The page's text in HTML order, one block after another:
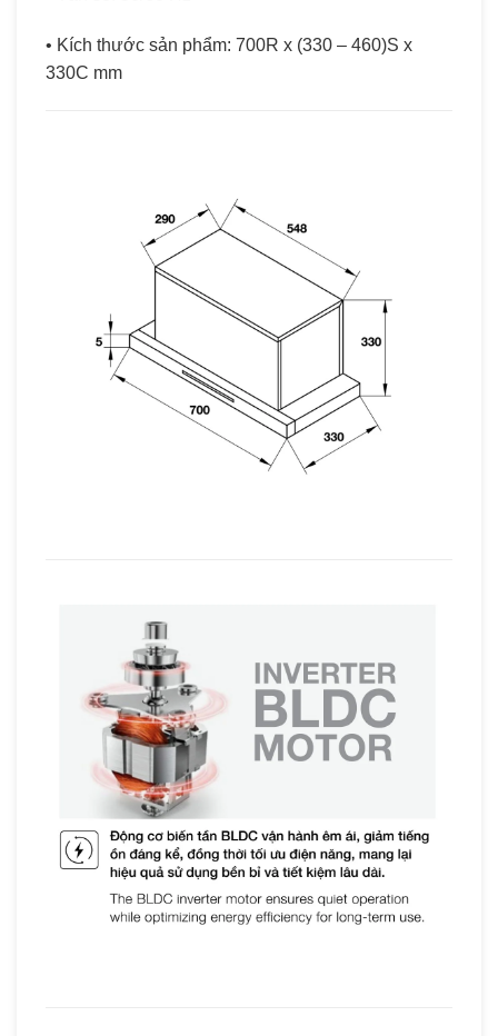
• Kích thước sản phẩm: 700R x (330 – 460)S x
330C mm